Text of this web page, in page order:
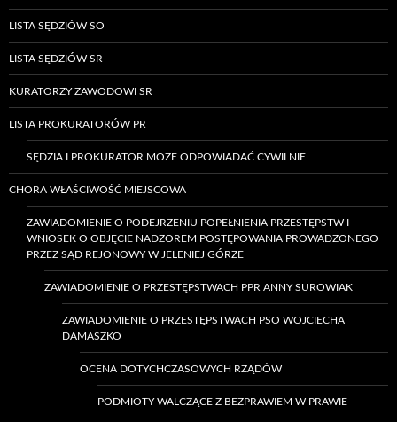
LISTA SĘDZIÓW SO
LISTA SĘDZIÓW SR
KURATORZY ZAWODOWI SR
LISTA PROKURATORÓW PR
SĘDZIA I PROKURATOR MOŻE ODPOWIADAĆ CYWILNIE
CHORA WŁAŚCIWOŚĆ MIEJSCOWA
ZAWIADOMIENIE O PODEJRZENIU POPEŁNIENIA PRZESTĘPSTW I
WNIOSEK O OBJĘCIE NADZOREM POSTĘPOWANIA PROWADZONEGO
PRZEZ SĄD REJONOWY W JELENIEJ GÓRZE
ZAWIADOMIENIE O PRZESTĘPSTWACH PPR ANNY SUROWIAK
ZAWIADOMIENIE O PRZESTĘPSTWACH PSO WOJCIECHA
DAMASZKO
OCENA DOTYCHCZASOWYCH RZĄDÓW
PODMIOTY WALCZĄCE Z BEZPRAWIEM W PRAWIE